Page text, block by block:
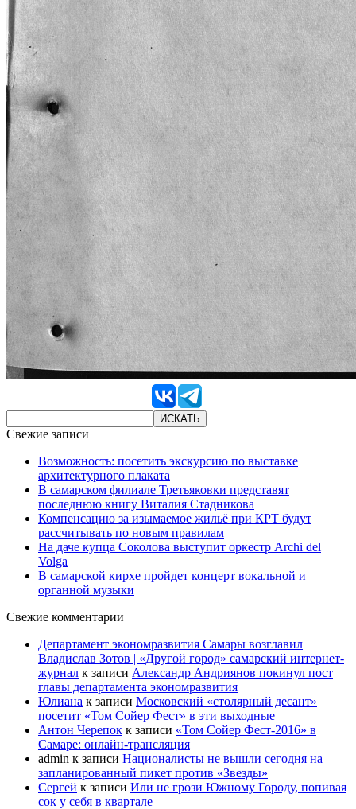
Свежие записи
Возможность: посетить экскурсию по выставке
архитектурного плаката
В самарском филиале Третьяковки представят
последнюю книгу Виталия Стадникова
Компенсацию за изымаемое жильё при КРТ будут
рассчитывать по новым правилам
На даче купца Соколова выступит оркестр Archi del
Volga
В самарской кирхе пройдет концерт вокальной и
органной музыки
Свежие комментарии
Департамент экономразвития Самары возглавил
Владислав Зотов | «Другой город» самарский интернет-
журнал к записи Александр Андриянов покинул пост
главы департамента экономразвития
Юлиана к записи Московский «столярный десант»
посетит «Том Сойер Фест» в эти выходные
Антон Черепок к записи «Том Сойер Фест-2016» в
Самаре: онлайн-трансляция
admin к записи Националисты не вышли сегодня на
запланированный пикет против «Звезды»
Сергей к записи Или не грози Южному Городу, попивая
сок у себя в квартале